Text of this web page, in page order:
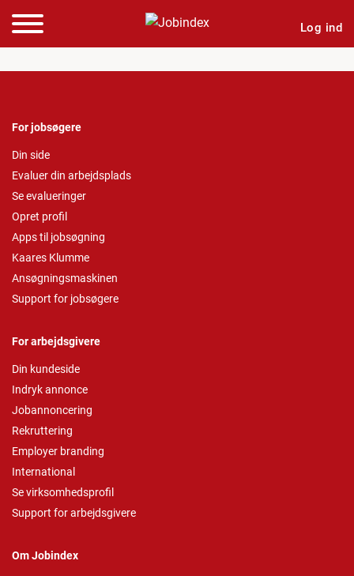
Log ind
For jobsøgere
Din side
Evaluer din arbejdsplads
Se evalueringer
Opret profil
Apps til jobsøgning
Kaares Klumme
Ansøgningsmaskinen
Support for jobsøgere
For arbejdsgivere
Din kundeside
Indryk annonce
Jobannoncering
Rekruttering
Employer branding
International
Se virksomhedsprofil
Support for arbejdsgivere
Om Jobindex